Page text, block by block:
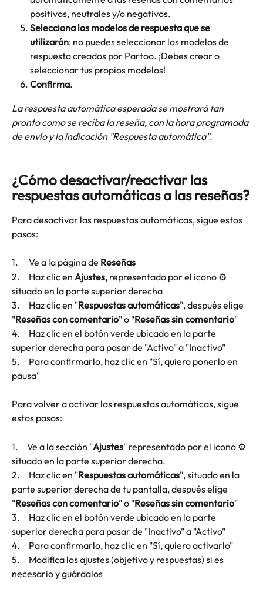
positivos, neutrales y/o negativos.
Selecciona los modelos de respuesta que se
utilizarán: no puedes seleccionar los modelos de
respuesta creados por Partoo. ¡Debes crear o
seleccionar tus propios modelos!
Confirma.
La respuesta automática esperada se mostrará tan
pronto como se reciba la reseña, con la hora programada
de envío y la indicación "Respuesta automática".
¿Cómo desactivar/reactivar las
respuestas automáticas a las reseñas?
Para desactivar las respuestas automáticas, sigue estos
pasos:
1.      Ve a la página de Reseñas
2.     Haz clic en Ajustes, representado por el icono ⚙️
situado en la parte superior derecha
3.     Haz clic en "Respuestas automáticas", después elige
"Reseñas con comentario" o "Reseñas sin comentario"
4.     Haz clic en el botón verde ubicado en la parte
superior derecha para pasar de "Activo" a "Inactivo"
5.     Para confirmarlo, haz clic en "Sí, quiero ponerlo en
pausa"
Para volver a activar las respuestas automáticas, sigue
estos pasos:
1.     Ve a la sección "Ajustes" representado por el icono ⚙️
situado en la parte superior derecha.
2.     Haz clic en "Respuestas automáticas", situado en la
parte superior derecha de tu pantalla, después elige
"Reseñas con comentario" o "Reseñas sin comentario"
3.     Haz clic en el botón verde ubicado en la parte
superior derecha para pasar de "Inactivo" a "Activo"
4.     Para confirmarlo, haz clic en "Sí, quiero activarlo"
5.     Modifica los ajustes (objetivo y respuestas) si es
necesario y guárdalos